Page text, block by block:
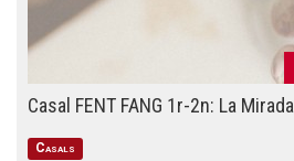
Casal FENT FANG 1r-2n: La Mirada
Casals